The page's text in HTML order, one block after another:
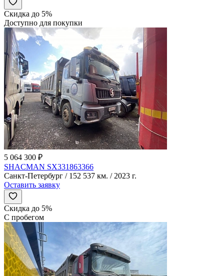
Скидка до 5%
Доступно для покупки
5 064 300 ₽
SHACMAN SX331863366
Санкт-Петербург / 152 537 км. / 2023 г.
Оставить заявку
Скидка до 5%
С пробегом